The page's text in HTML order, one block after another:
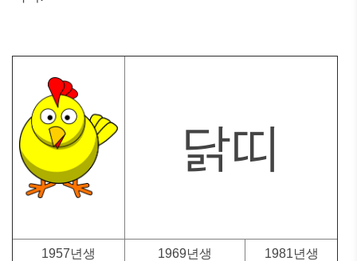
닭띠
1957년생 1969년생 1981년생